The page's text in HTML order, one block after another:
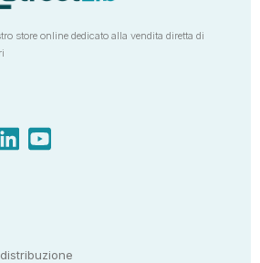
store online dedicato alla vendita diretta di